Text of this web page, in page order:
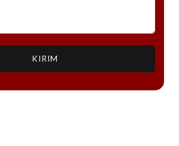
KIRIM